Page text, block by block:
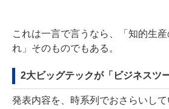
これは一言で言うなら、「知的生
れ」そのものでもある。
2大ビッグテックが「ビジネスツ
発表内容を、時系列でおさらいし